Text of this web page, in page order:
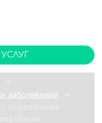
заболеваний